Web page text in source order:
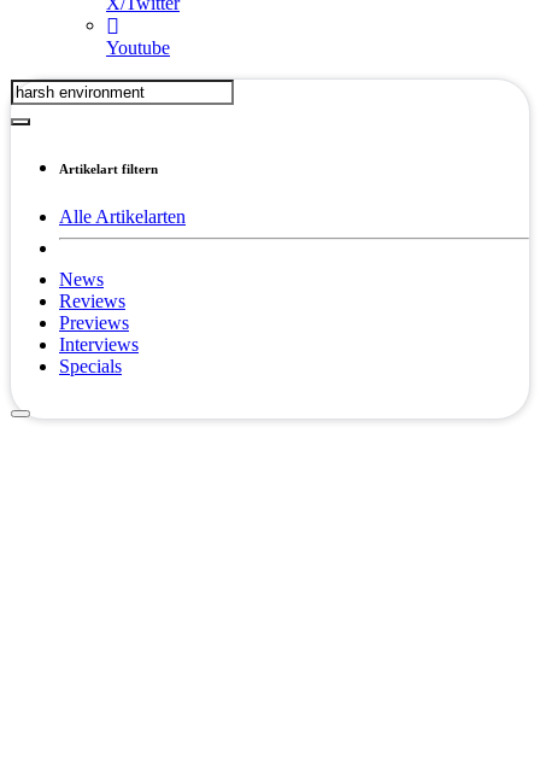
Youtube
Artikelart filtern
Alle Artikelarten
News
Reviews
Previews
Interviews
Specials